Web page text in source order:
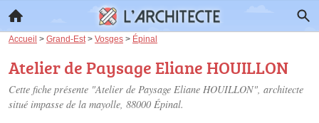
Accueil > Grand-Est > Vosges > Épinal
Atelier de Paysage Eliane HOUILLON
Cette fiche présente "Atelier de Paysage Eliane HOUILLON", architecte
situé impasse de la mayolle, 88000 Épinal.